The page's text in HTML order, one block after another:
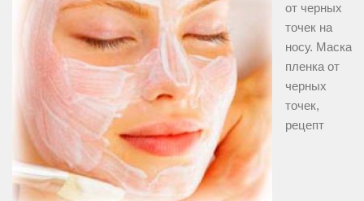
от черных
точек на
носу. Маска
пленка от
черных
точек,
рецепт